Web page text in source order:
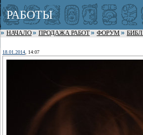
РАБОТЫ
НАЧАЛО ПРОДАЖА РАБОТ ФОРУМ
18.01.2014 , 14:07